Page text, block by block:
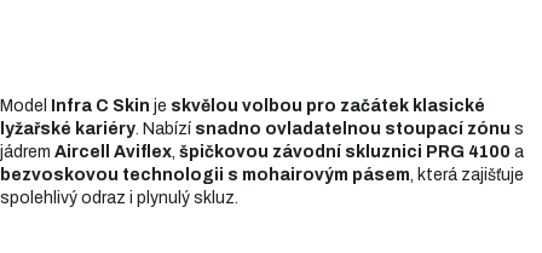
Model Infra C Skin je skvělou volbou pro začátek klasické
lyžařské kariéry . Nabízí snadno ovladatelnou stoupací zónu s
jádrem Aircell Aviflex špičkovou závodní skluznici PRG 4100 a
bezvoskovou technologii s mohairovým pásem , která zajišťuje
spolehlivý odraz i plynulý skluz.